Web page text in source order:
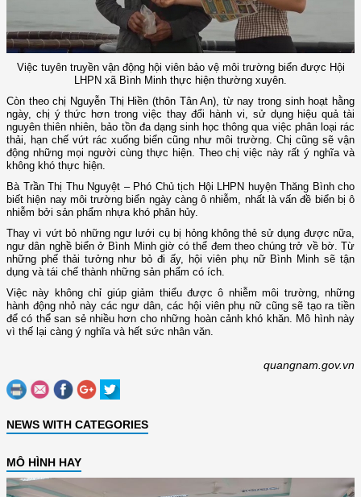
Việc tuyên truyền vận động hội viên bảo vệ môi trường biển được Hội
LHPN xã Bình Minh thực hiện thường xuyên.
Còn theo chị Nguyễn Thị Hiền (thôn Tân An), từ nay trong sinh hoạt hằng
ngày, chị ý thức hơn trong việc thay đổi hành vi, sử dụng hiệu quả tài
nguyên thiên nhiên, bảo tồn đa dạng sinh học thông qua việc phân loại rác
thải, hạn chế vứt rác xuống biển cũng như môi trường. Chị cũng sẽ vận
động những mọi người cùng thực hiện. Theo chị việc này rất ý nghĩa và
không khó thực hiện.
Bà Trần Thị Thu Nguyệt – Phó Chủ tịch Hội LHPN huyện Thăng Bình cho
biết hiện nay môi trường biển ngày càng ô nhiễm, nhất là vấn đề biển bị ô
nhiễm bởi sản phẩm nhựa khó phân hủy.
Thay vì vứt bỏ những ngư lưới cụ bị hỏng không thẻ sử dụng được nữa,
ngư dân nghề biển ở Bình Minh giờ có thể đem theo chúng trở về bờ. Từ
những phế thải tưởng như bỏ đi ấy, hội viên phụ nữ Bình Minh sẽ tận
dụng và tái chế thành những sản phẩm có ích.
Việc này không chỉ giúp giảm thiểu được ô nhiễm môi trường, những
hành động nhỏ này các ngư dân, các hội viên phụ nữ cũng sẽ tạo ra tiền
để có thể san sẻ nhiều hơn cho những hoàn cảnh khó khăn. Mô hình này
vì thế lại càng ý nghĩa và hết sức nhân văn.
quangnam.gov.vn
NEWS WITH CATEGORIES
MÔ HÌNH HAY